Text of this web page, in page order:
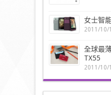
女士智
2011/10/
全球最
TX55
2011/10/